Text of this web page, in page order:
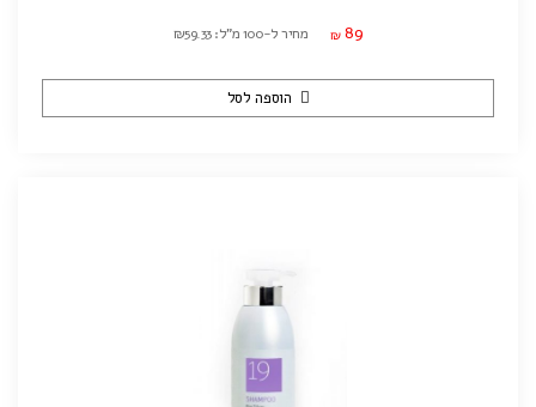
₪ 89 מחיר ל-100 מ"ל: ₪59.33
הוספה לסל